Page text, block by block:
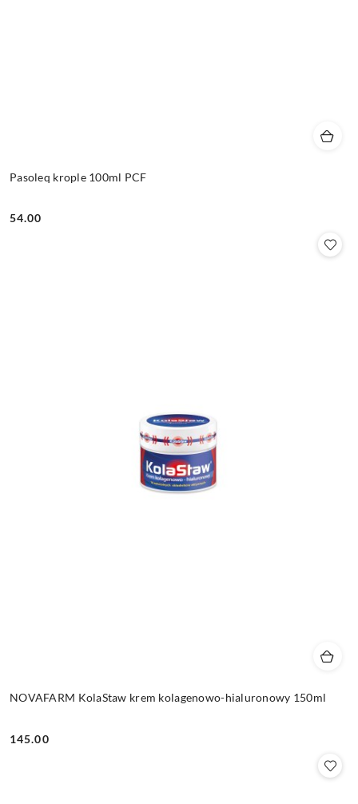
Pasoleq krople 100ml PCF
Cena:
54.00
NOVAFARM KolaStaw krem kolagenowo-hialuronowy 150ml
Cena:
145.00